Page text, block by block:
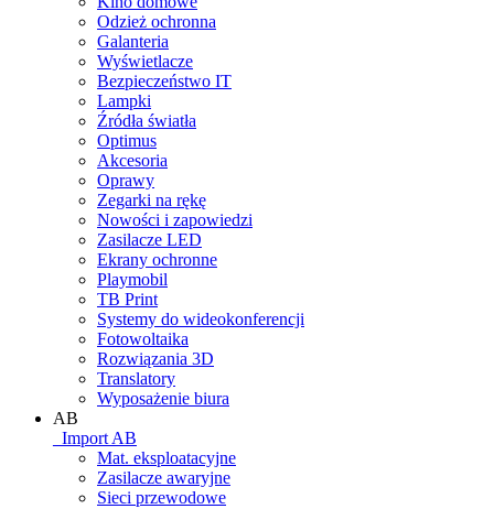
Odzież ochronna
Galanteria
Wyświetlacze
Bezpieczeństwo IT
Lampki
Źródła światła
Optimus
Akcesoria
Oprawy
Zegarki na rękę
Nowości i zapowiedzi
Zasilacze LED
Ekrany ochronne
Playmobil
TB Print
Systemy do wideokonferencji
Fotowoltaika
Rozwiązania 3D
Translatory
Wyposażenie biura
AB
_Import AB
Mat. eksploatacyjne
Zasilacze awaryjne
Sieci przewodowe